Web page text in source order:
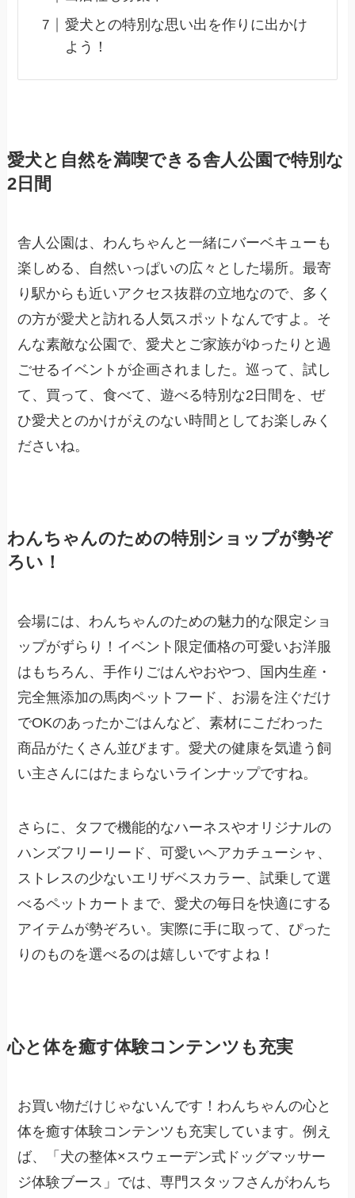
愛犬との特別な思い出を作りに出かけ
よう！
愛犬と自然を満喫できる舎人公園で特別な
2日間
舎人公園は、わんちゃんと一緒にバーベキューも
楽しめる、自然いっぱいの広々とした場所。最寄
り駅からも近いアクセス抜群の立地なので、多く
の方が愛犬と訪れる人気スポットなんですよ。そ
んな素敵な公園で、愛犬とご家族がゆったりと過
ごせるイベントが企画されました。巡って、試し
て、買って、食べて、遊べる特別な2日間を、ぜ
ひ愛犬とのかけがえのない時間としてお楽しみく
ださいね。
わんちゃんのための特別ショップが勢ぞ
ろい！
会場には、わんちゃんのための魅力的な限定ショ
ップがずらり！イベント限定価格の可愛いお洋服
はもちろん、手作りごはんやおやつ、国内生産・
完全無添加の馬肉ペットフード、お湯を注ぐだけ
でOKのあったかごはんなど、素材にこだわった
商品がたくさん並びます。愛犬の健康を気遣う飼
い主さんにはたまらないラインナップですね。
さらに、タフで機能的なハーネスやオリジナルの
ハンズフリーリード、可愛いヘアカチューシャ、
ストレスの少ないエリザベスカラー、試乗して選
べるペットカートまで、愛犬の毎日を快適にする
アイテムが勢ぞろい。実際に手に取って、ぴった
りのものを選べるのは嬉しいですよね！
心と体を癒す体験コンテンツも充実
お買い物だけじゃないんです！わんちゃんの心と
体を癒す体験コンテンツも充実しています。例え
ば、「犬の整体×スウェーデン式ドッグマッサー
ジ体験ブース」では、専門スタッフさんがわんち